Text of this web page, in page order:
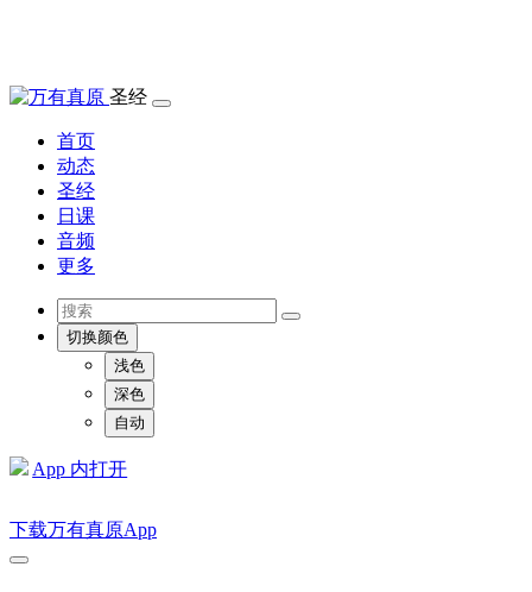
圣经
首页
动态
圣经
日课
音频
更多
切换颜色
浅色
深色
自动
App 内打开
下载万有真原App